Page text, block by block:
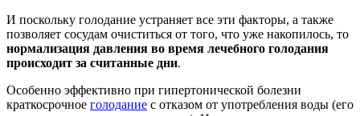
И поскольку голодание устраняет все эти факторы, а также
позволяет сосудам очиститься от того, что уже накопилось, то
нормализация давления во время лечебного голодания
происходит за считанные дни.
Особенно эффективно при гипертонической болезни
краткосрочное голодание с отказом от употребления воды (его